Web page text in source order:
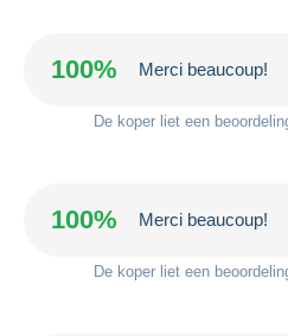
100% Merci beaucoup!
De koper liet een
100% Merci beaucoup!
De koper liet een